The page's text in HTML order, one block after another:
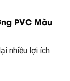
PVC Màu
nhiều lợi ích